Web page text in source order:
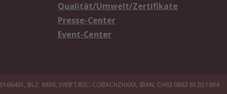
Qualität/Umwelt/Zertifikate
Presse-Center
Event-Center
BLZ: 8836, SWIFT/BIC: COBACHZHXXX, IBAN: CH63 0883 6120 1664